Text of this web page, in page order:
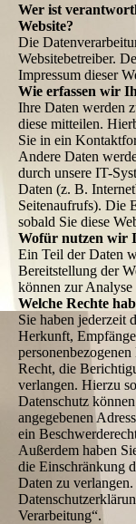
Wer ist
Website?
Die
Websitebetreiber.
Impressum dieser
Wie erfassen wir
Ihre Daten werden
diese mitteilen.
Sie in ein
Andere Daten
durch unsere IT-
Daten (z. B.
Seitenaufrufs). Die
sobald Sie diese
Wofür nutzen wir
Ein Teil der Daten
Bereitstellung der
können zur
Welche Rechte
Sie haben jederzeit
Herkunft,
Recht, die
verlangen. Hierzu
Datenschutz
angegebenen
ein
Außerdem haben
die Einschränkung
Daten zu
Verarbeitung“.